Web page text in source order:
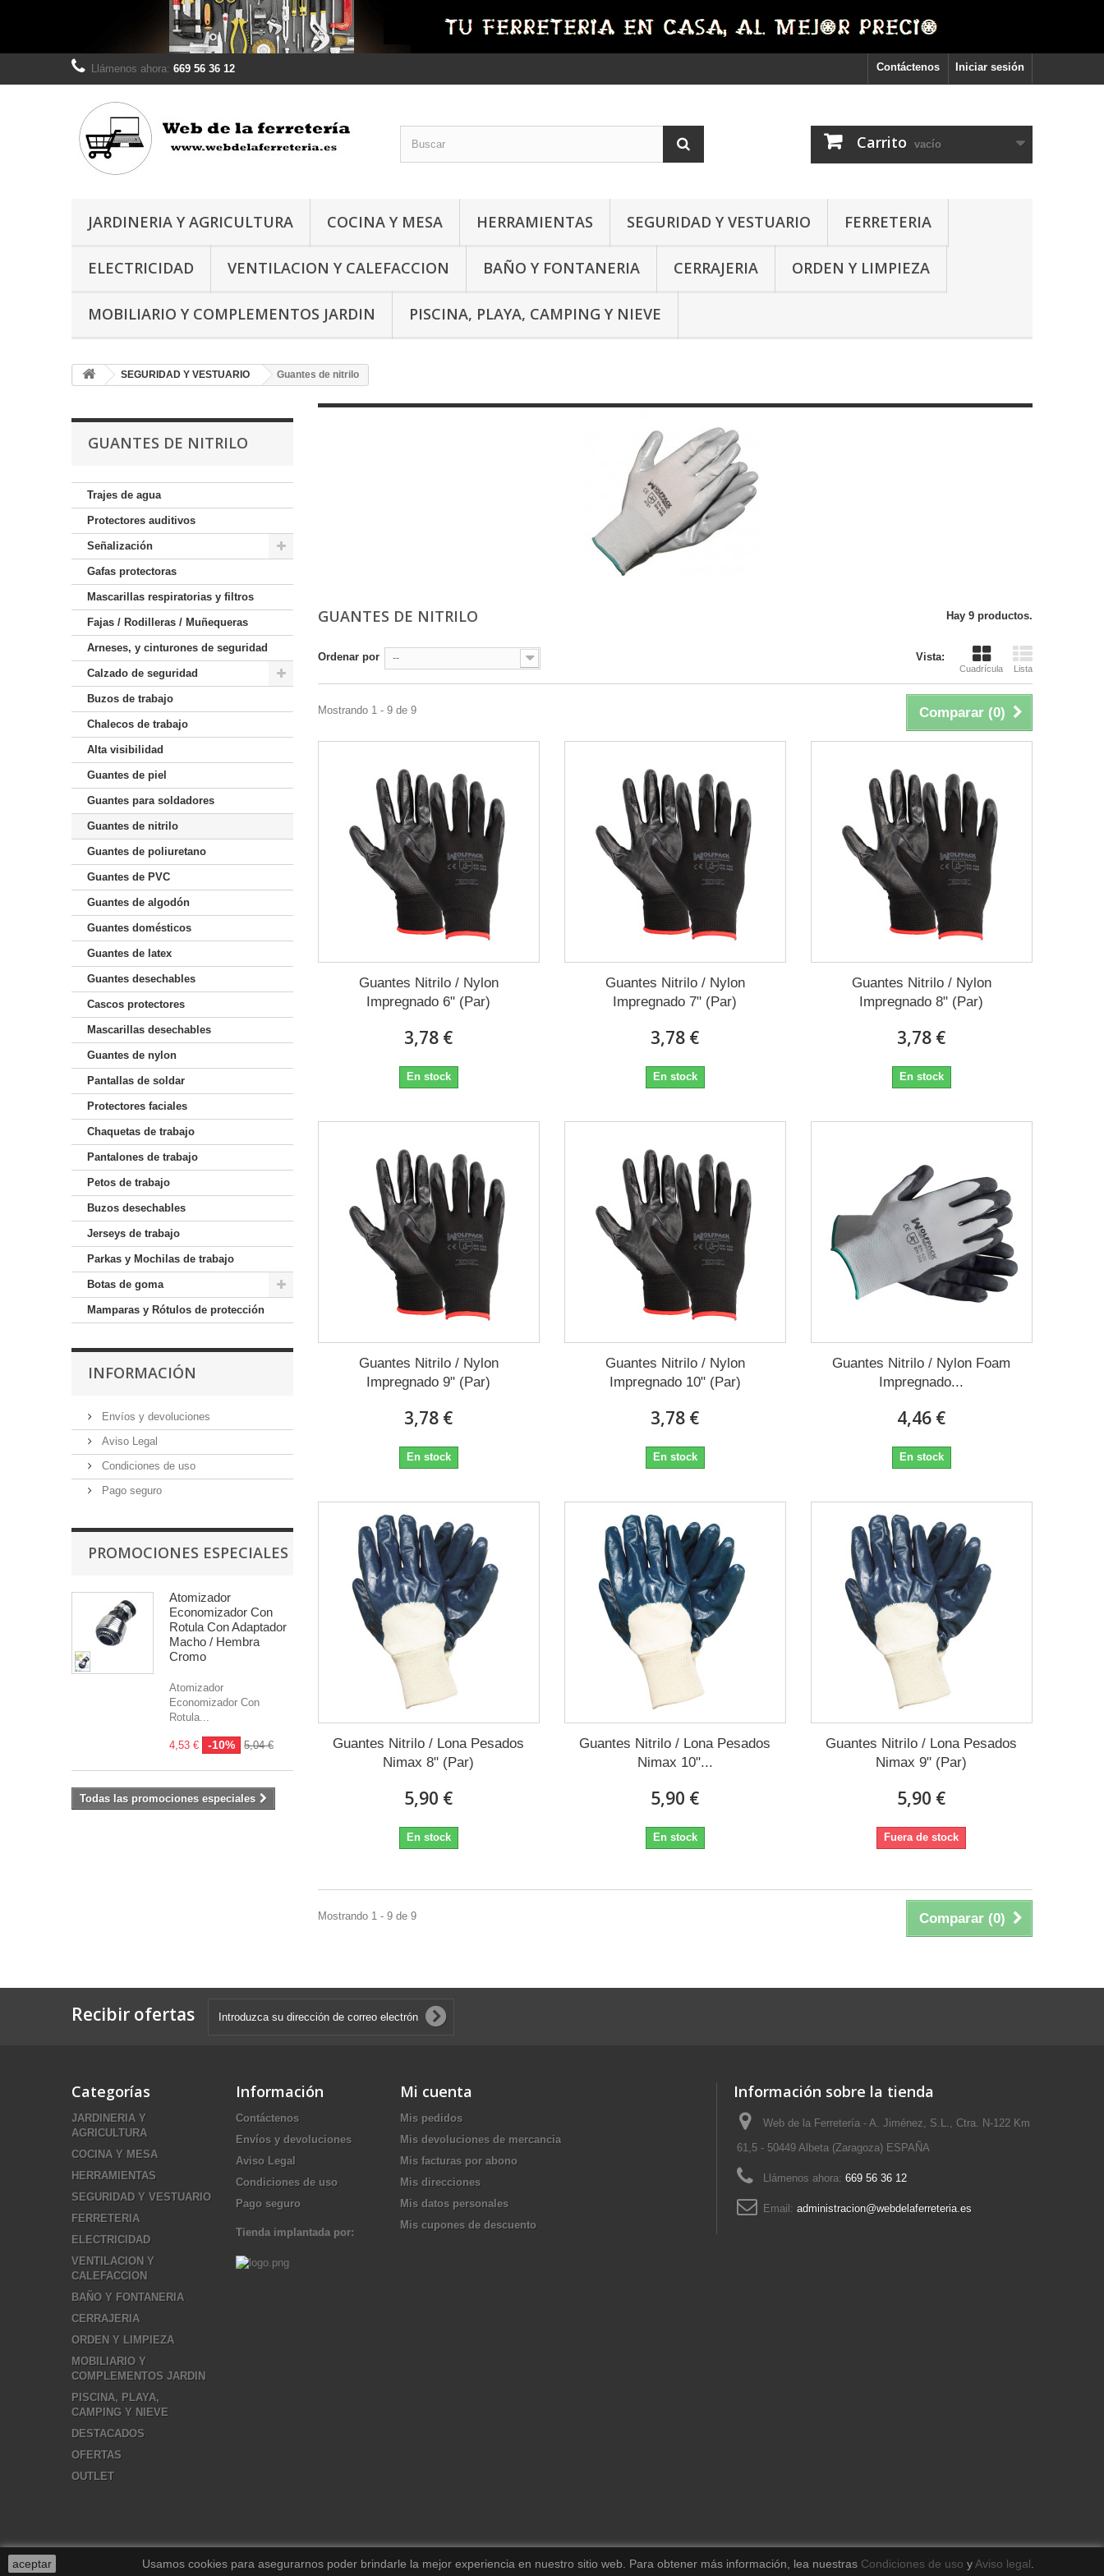
Iniciar sesión
Contáctenos
Llámenos ahora: 669 56 36 12
Carrito vacío
JARDINERIA Y AGRICULTURA COCINA Y MESA HERRAMIENTAS SEGURIDAD Y VESTUARIO FERRETERIA
ELECTRICIDAD VENTILACION Y CALEFACCION BAÑO Y FONTANERIA CERRAJERIA ORDEN Y LIMPIEZA
MOBILIARIO Y COMPLEMENTOS JARDIN PISCINA, PLAYA, CAMPING Y NIEVE
SEGURIDAD Y VESTUARIO Guantes de nitrilo
GUANTES DE NITRILO
Trajes de agua
Protectores auditivos
Señalización
Gafas protectoras
Mascarillas respiratorias y filtros
Fajas / Rodilleras / Muñequeras
Arneses, y cinturones de seguridad
Calzado de seguridad
Buzos de trabajo
Chalecos de trabajo
Alta visibilidad
Guantes de piel
Guantes para soldadores
Guantes de nitrilo
Guantes de poliuretano
Guantes de PVC
Guantes de algodón
Guantes domésticos
Guantes de latex
Guantes desechables
Cascos protectores
Mascarillas desechables
Guantes de nylon
Pantallas de soldar
Protectores faciales
Chaquetas de trabajo
Pantalones de trabajo
Petos de trabajo
Buzos desechables
Jerseys de trabajo
Parkas y Mochilas de trabajo
Botas de goma
Mamparas y Rótulos de protección
INFORMACIÓN
Envíos y devoluciones
Aviso Legal
Condiciones de uso
Pago seguro
PROMOCIONES ESPECIALES
Atomizador
Economizador Con
Rotula Con Adaptador
Macho / Hembra
Cromo
Atomizador
Economizador Con
Rotula...
4,53 € -10% 5,04 €
Todas las promociones especiales
GUANTES DE NITRILO Hay 9 productos.
Vista:
Cuadrícula Lista
Ordenar por --
Comparar (0)
Mostrando 1 - 9 de 9
Guantes Nitrilo / Nylon
Impregnado 6" (Par)
3,78 €
En stock
Guantes Nitrilo / Nylon
Impregnado 7" (Par)
3,78 €
En stock
Guantes Nitrilo / Nylon
Impregnado 8" (Par)
3,78 €
En stock
Guantes Nitrilo / Nylon
Impregnado 9" (Par)
3,78 €
En stock
Guantes Nitrilo / Nylon
Impregnado 10" (Par)
3,78 €
En stock
Guantes Nitrilo / Nylon Foam
Impregnado...
4,46 €
En stock
Guantes Nitrilo / Lona Pesados
Nimax 8" (Par)
5,90 €
En stock
Guantes Nitrilo / Lona Pesados
Nimax 10"...
5,90 €
En stock
Guantes Nitrilo / Lona Pesados
Nimax 9" (Par)
5,90 €
Fuera de stock
Comparar (0)
Mostrando 1 - 9 de 9
Recibir ofertas
Categorías
JARDINERIA Y
AGRICULTURA
COCINA Y MESA
HERRAMIENTAS
SEGURIDAD Y VESTUARIO
FERRETERIA
ELECTRICIDAD
VENTILACION Y
CALEFACCION
BAÑO Y FONTANERIA
CERRAJERIA
ORDEN Y LIMPIEZA
MOBILIARIO Y
COMPLEMENTOS JARDIN
PISCINA, PLAYA,
CAMPING Y NIEVE
DESTACADOS
OFERTAS
OUTLET
Información
Contáctenos
Envíos y devoluciones
Aviso Legal
Condiciones de uso
Pago seguro
Tienda implantada por:
Mi cuenta
Mis pedidos
Mis devoluciones de mercancia
Mis facturas por abono
Mis direcciones
Mis datos personales
Mis cupones de descuento
Información sobre la tienda
Web de la Ferretería - A. Jiménez, S.L., Ctra. N-122 Km
61,5 - 50449 Albeta (Zaragoza) ESPAÑA
Llámenos ahora: 669 56 36 12
Email: administracion@webdelaferreteria.es
aceptar Usamos cookies para asegurarnos poder brindarle la mejor experiencia en nuestro sitio web. Para obtener más información, lea nuestras Condiciones de uso y Aviso legal